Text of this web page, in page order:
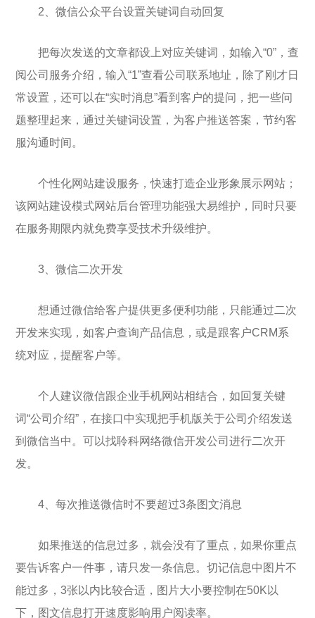
2、微信公众平台设置关键词自动回复
把每次发送的文章都设上对应关键词，如输入“0”，查
阅公司服务介绍，输入“1”查看公司联系地址，除了刚才日
常设置，还可以在“实时消息”看到客户的提问，把一些问
题整理起来，通过关键词设置，为客户推送答案，节约客
服沟通时间。
个性化网站建设服务，快速打造企业形象展示网站；
该网站建设模式网站后台管理功能强大易维护，同时只要
在服务期限内就免费享受技术升级维护。
3、微信二次开发
想通过微信给客户提供更多便利功能，只能通过二次
开发来实现，如客户查询产品信息，或是跟客户CRM系
统对应，提醒客户等。
个人建议微信跟企业手机网站相结合，如回复关键
词“公司介绍”，在接口中实现把手机版关于公司介绍发送
到微信当中。可以找聆科网络微信开发公司进行二次开
发。
4、每次推送微信时不要超过3条图文消息
如果推送的信息过多，就会没有了重点，如果你重点
要告诉客户一件事，请只发一条信息。切记信息中图片不
能过多，3张以内比较合适，图片大小要控制在50K以
下，图文信息打开速度影响用户阅读率。